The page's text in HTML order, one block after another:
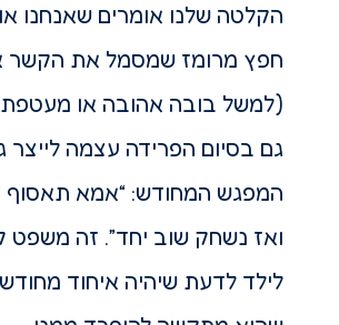
הקלטה שלנו אומרים שאנחנו
חפץ מרומז שמסמל את הקשר
(למשל בובה אהובה או מעטפת
גם בסיום הפרידה עצמה
המפגש המחודש: “אמא תאסוף
ואז נשחק שוב יחד”. זה
לילד לדעת שיהיה איחוד